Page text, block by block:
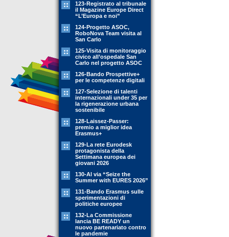
123-Registrato al tribunale
il Magazine Europe Direct
“L’Europa e noi”
124-Progetto ASOC,
RoboNova Team visita al
San Carlo
125-Visita di monitoraggio
civico all’ospedale San
Carlo nel progetto ASOC
126-Bando Prospettive+
per le competenze digitali
127-Selezione di talenti
internazionali under 35 per
la rigenerazione urbana
sostenibile
128-Laissez-Passer:
premio a miglior idea
Erasmus+
129-La rete Eurodesk
protagonista della
Settimana europea dei
giovani 2026
130-Al via “Seize the
Summer with EURES 2026”
131-Bando Erasmus sulle
sperimentazioni di
politiche europee
132-La Commissione
lancia BE READY un
nuovo partenariato contro
le pandemie